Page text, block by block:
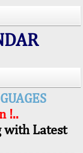
!..
with Latest